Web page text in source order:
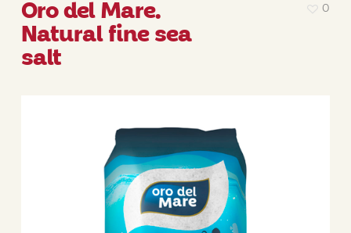
Oro del Mare.
Natural fine sea
salt
0